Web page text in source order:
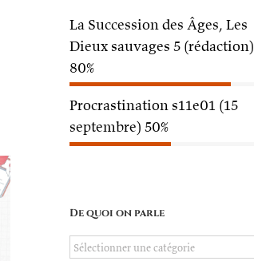
La Succession des Âges, Les
Dieux sauvages 5 (rédaction)
80%
Procrastination s11e01 (15
septembre) 50%
De quoi on parle
De